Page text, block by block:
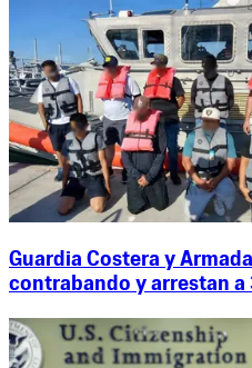
Guardia Costera y
contrabando y arrestan